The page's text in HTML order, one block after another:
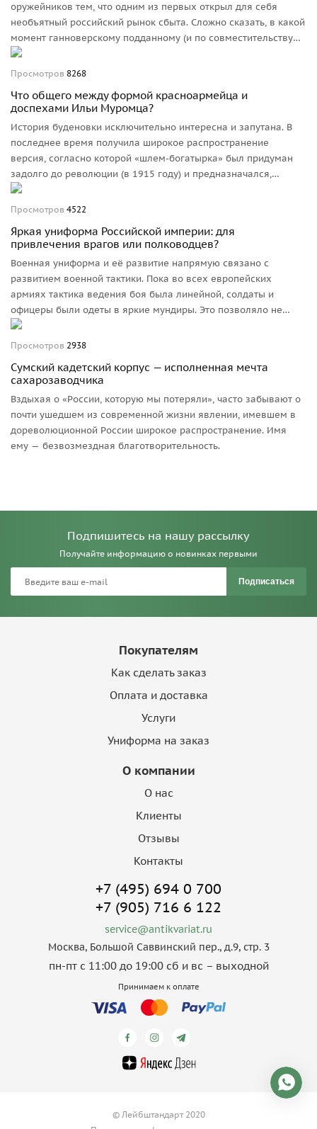
оружейников тем, что одним из первых открыл для себя
необъятный российский рынок сбыта. Сложно сказать, в какой
момент ганноверскому подданному (и по совместительству
бельгийскому фабриканту) пришла в голову мысль о таком
экзотическом сотрудничестве, но, вероятно, ключевым
конкурентов. По крайней мере, понятно, что такого успеха на
европейском и тем более американском рынке достичь было
бы невозможно.
Просмотров 8268
Что общего между формой красноармейца и
доспехами Ильи Муромца?
История буденовки исключительно интересна и запутана. В
последнее время получила широкое распространение
версия, согласно которой «шлем-богатырка» был придуман
задолго до революции (в 1915 году) и предназначался,
наряду со знаменитыми шинелями с «разговорами», для...
Победного парада русских войск в Берлине и
Просмотров 4522
Яркая униформа Российской империи: для
привлечения врагов или полководцев?
Военная униформа и её развитие напрямую связано с
развитием военной тактики. Пока во всех европейских
армиях тактика ведения боя была линейной, солдаты и
офицеры были одеты в яркие мундиры. Это позволяло не
только с первого взгляда различать своих и чужих, но и
видеть, какой полк и в каком месте сражения ведет бой. Ведь
использование любых складок местности.
Просмотров 2938
Сумский кадетский корпус — исполненная мечта
сахарозаводчика
Вздыхая о «России, которую мы потеряли», часто забывают о
почти ушедшем из современной жизни явлении, имевшем в
дореволюционной России широкое распространение. Имя
ему — безвозмездная благотворительность.
Подпишитесь на нашу рассылку
Получайте информацию о новинках первыми
Подписаться
Покупателям
Как сделать заказ
Оплата и доставка
Услуги
Униформа на заказ
О компании
О нас
Клиенты
Отзывы
Контакты
+7 (495) 694 0 700
+7 (905) 716 6 122
service@antikvariat.ru
Москва, Большой Саввинский пер., д.9, стр. 3
пн-пт с 11:00 до 19:00 сб и вс – выходной
Принимаем к оплате
© Лейбштандарт 2020